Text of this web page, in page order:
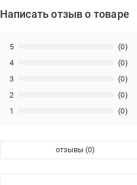
Написать отзыв о товаре
1 (0)
2 (0)
3 (0)
4 (0)
5 (0)
отзывы